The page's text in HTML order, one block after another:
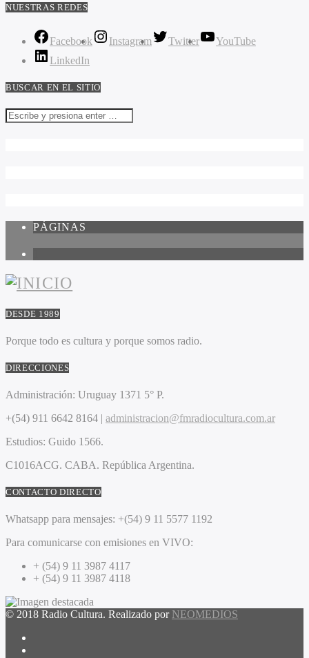
NUESTRAS REDES
Facebook Instagram Twitter
YouTube
LinkedIn
BUSCAR EN EL SITIO
PÁGINAS
DESDE 1989
Porque todo es cultura y porque somos radio.
DIRECCIONES
Administración: Uruguay 1371 5° P.
+(54) 911 6642 8164 | administracion@fmradiocultura.com.ar
Estudios: Guido 1566.
C1016ACG. CABA. República Argentina.
CONTACTO DIRECTO
Whatsapp para mensajes: +(54) 9 11 5577 1192
Para comunicarse con emisiones en VIVO:
+ (54) 9 11 3987 4117
+ (54) 9 11 3987 4118
© 2018 Radio Cultura. Realizado por NEOMEDIOS